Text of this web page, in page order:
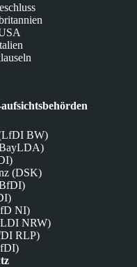
BW)
(DSK)
NI)
NRW)
RLP)